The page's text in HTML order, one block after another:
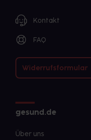
Kontakt
FAQ
Widerrufsformular
gesund.de
Über uns